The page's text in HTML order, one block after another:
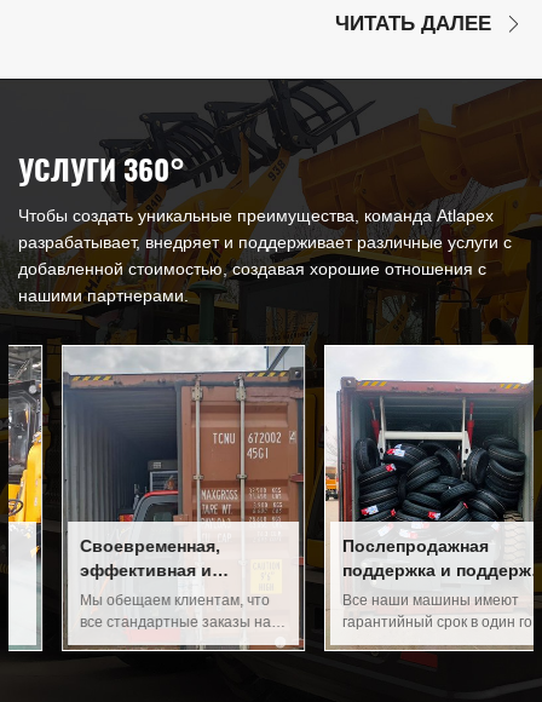
ЧИТАТЬ ДАЛЕЕ
УСЛУГИ 360°
Чтобы создать уникальные преимущества, команда Atlapex
разрабатывает, внедряет и поддерживает различные услуги с
добавленной стоимостью, создавая хорошие отношения с
нашими партнерами.
Своевременная,
эффективная и
безопасная доставка
Мы обещаем клиентам, что
все стандартные заказы на
конфигурацию будут
Послепродажная
поддержка и поддержка
аксессуаров
Все наши машины имеют
гарантийный срок в один год
или 2000 часов. У нас есть
полная система запасных